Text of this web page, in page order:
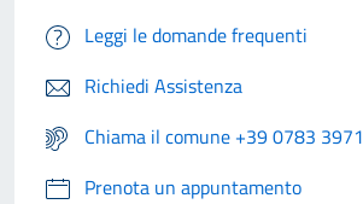
Leggi le domande frequenti
Richiedi Assistenza
Chiama il comune +39 0783 3971
Prenota un appuntamento